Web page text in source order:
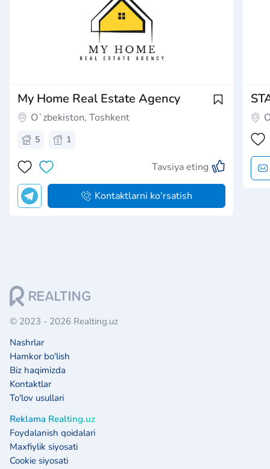
My Home Real Estate Agency
Oʻzbekiston, Toshkent
5 1
Tavsiya eting
Kontaktlarni ko'rsatish
© 2023 - 2026 Realting.uz
Nashrlar
Hamkor bo'lish
Biz haqimizda
Kontaktlar
To'lov usullari
Reklama Realting.uz
Foydalanish qoidalari
Maxfiylik siyosati
Cookie siyosati